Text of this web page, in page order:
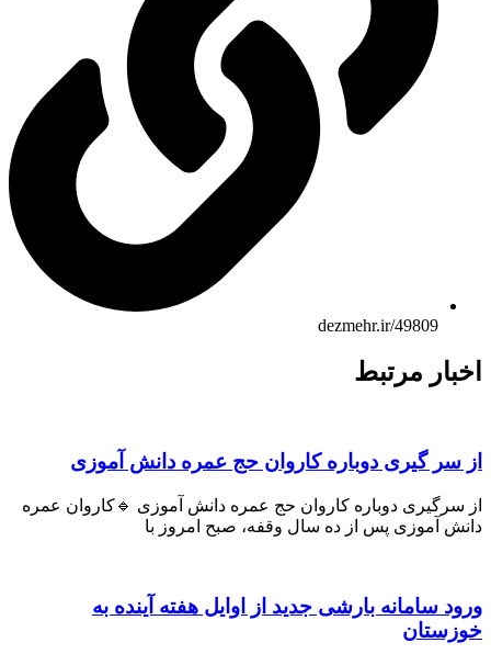
dezmehr.ir/49809
اخبار مرتبط
از سر گیری دوباره کاروان حج عمره دانش آموزی
از سرگیری دوباره کاروان حج عمره دانش آموزی 🔹کاروان عمره
دانش آموزی پس از ده سال وقفه، صبح امروز با
ورود سامانه بارشی جدید از اوایل هفته آینده به
خوزستان